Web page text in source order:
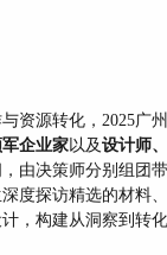
资源转化，2025广
企业家以及设计师
由决策师分别组团
度探访精选的材料
，构建从洞察到转